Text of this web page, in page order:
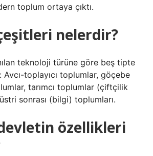
toplum ortaya çıktı.
nelerdir?
teknoloji türüne göre beş tipte
toplayıcı toplumlar, göçebe
tarımcı toplumlar (çiftçilik
sonrası (bilgi) toplumları.
özellikleri